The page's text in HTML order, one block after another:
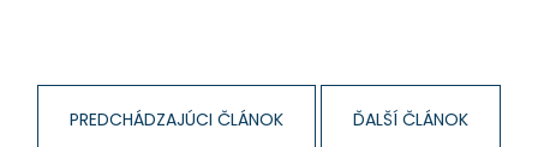
PREDCHÁDZAJÚCI ČLÁNOK ĎALŠÍ ČLÁNOK